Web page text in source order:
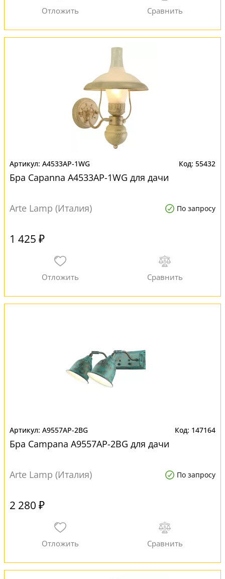
A4533AP-1WG 55432
Бра Capanna A4533AP-1WG для дачи
Arte Lamp (Италия) По запросу
1 425 ₽
A9557AP-2BG 147164
Бра Campana A9557AP-2BG для дачи
Arte Lamp (Италия) По запросу
2 280 ₽